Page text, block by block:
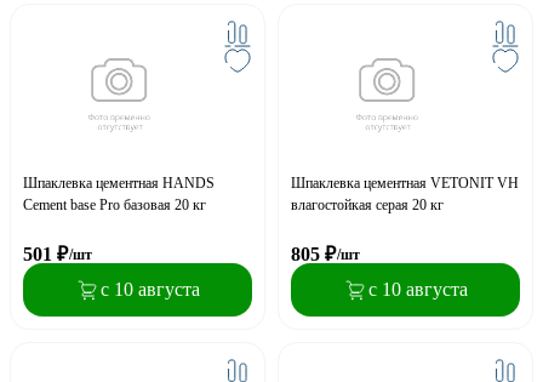
Шпаклевка цементная HANDS
Cement base Pro базовая 20 кг
501 ₽/шт
с 10 августа
Шпаклевка цементная VETONIT VH
влагостойкая серая 20 кг
805 ₽/шт
с 10 августа